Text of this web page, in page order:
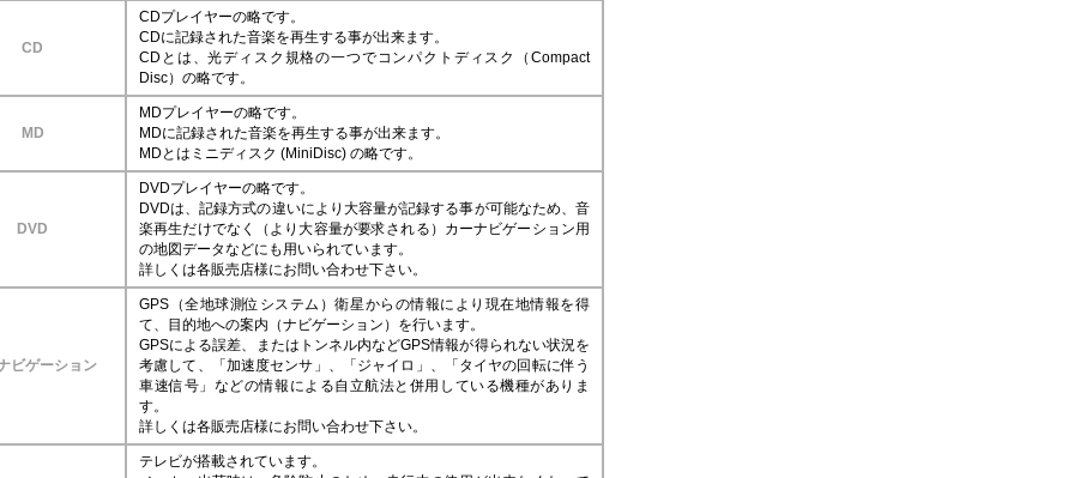
CD
CDプレイヤーの略です。
CDに記録された音楽を再生する事が出来ます。
CDとは、光ディスク規格の一つでコンパクトディスク（Compact
Disc）の略です。
MD
MDプレイヤーの略です。
MDに記録された音楽を再生する事が出来ます。
MDとはミニディスク (MiniDisc) の略です。
DVD
DVDプレイヤーの略です。
DVDは、記録方式の違いにより大容量が記録する事が可能なため、音
楽再生だけでなく（より大容量が要求される）カーナビゲーション用
の地図データなどにも用いられています。
詳しくは各販売店様にお問い合わせ下さい。
ビゲーション
GPS（全地球測位システム）衛星からの情報により現在地情報を得
て、目的地への案内（ナビゲーション）を行います。
GPSによる誤差、またはトンネル内などGPS情報が得られない状況を
考慮して、「加速度センサ」、「ジャイロ」、「タイヤの回転に伴う
車速信号」などの情報による自立航法と併用している機種がありま
す。
詳しくは各販売店様にお問い合わせ下さい。
テレビが搭載されています。